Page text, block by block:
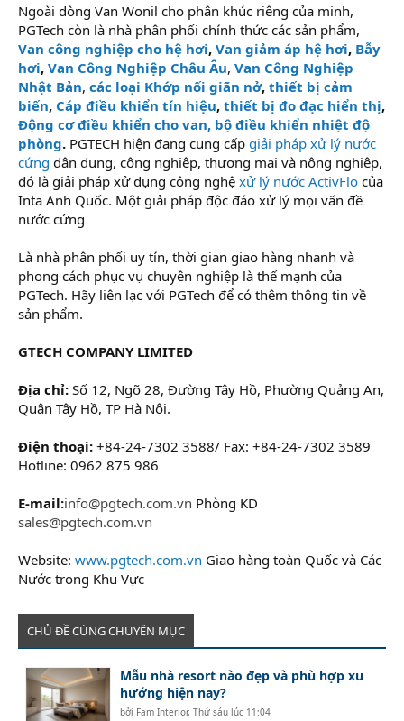
Ngoài dòng Van Wonil cho phân khúc riêng của minh,
PGTech còn là nhà phân phối chính thức các sản phẩm,
Van công nghiệp cho hệ hơi, Van giảm áp hệ hơi, Bẫy
hơi, Van Công Nghiệp Châu Âu, Van Công Nghiệp
Nhật Bản, các loại Khớp nối giãn nở, thiết bị cảm
biến, Cáp điều khiển tín hiệu, thiết bị đo đạc hiển thị,
Động cơ điều khiển cho van, bộ điều khiển nhiệt độ
phòng. PGTECH hiện đang cung cấp giải pháp xử lý nước
cứng dân dụng, công nghiệp, thương mại và nông nghiệp,
đó là giải pháp xử dụng công nghệ xử lý nước ActivFlo của
Inta Anh Quốc. Một giải pháp độc đáo xử lý mọi vấn đề
nước cứng
Là nhà phân phối uy tín, thời gian giao hàng nhanh và
phong cách phục vụ chuyên nghiệp là thế mạnh của
PGTech. Hãy liên lạc với PGTech để có thêm thông tin về
sản phẩm.
GTECH COMPANY LIMITED
Địa chỉ: Số 12, Ngõ 28, Đường Tây Hồ, Phường Quảng An,
Quận Tây Hồ, TP Hà Nội.
Điện thoại: +84-24-7302 3588/ Fax: +84-24-7302 3589
Hotline: 0962 875 986
E-mail:info@pgtech.com.vn Phòng KD
sales@pgtech.com.vn
Website: www.pgtech.com.vn Giao hàng toàn Quốc và Các
Nước trong Khu Vực
CHỦ ĐỀ CÙNG CHUYÊN MỤC
Mẫu nhà resort nào đẹp và phù hợp xu
hướng hiện nay?
bởi Fam Interior,Thứ sáu lúc 11:04